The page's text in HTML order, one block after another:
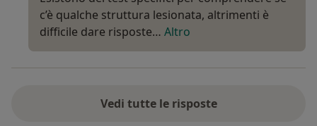
c’è qualche struttura lesionata, altrimenti è
difficile dare risposte… Altro
Vedi tutte le risposte